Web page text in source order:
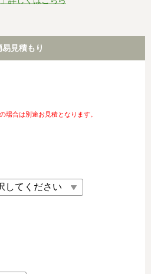
易見積もり
合は別途お見積となります。